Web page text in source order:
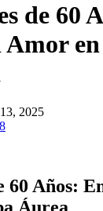
de 60
2025
60 Años:
Áurea